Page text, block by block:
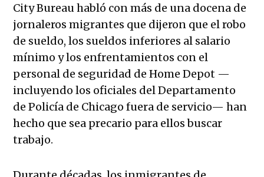
City Bureau habló con más de una docena de
jornaleros migrantes que dijeron que el robo
de sueldo, los sueldos inferiores al salario
mínimo y los enfrentamientos con el
personal de seguridad de Home Depot —
incluyendo los oficiales del Departamento
de Policía de Chicago fuera de servicio— han
hecho que sea precario para ellos buscar
trabajo.